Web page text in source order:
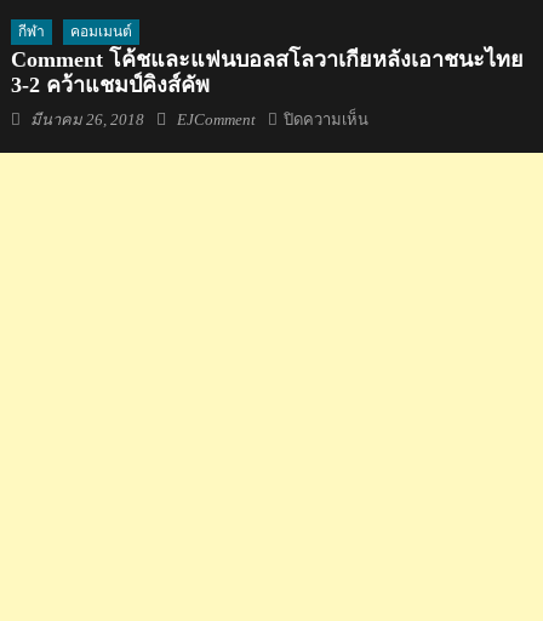
กีฬา คอมเมนต์
Comment โค้ชและแฟนบอลสโลวาเกียหลังเอาชนะไทย
3-2 คว้าแชมป์คิงส์คัพ
Posted
มีนาคม 26, 2018 Author
EJComment ปิดความเห็นบน